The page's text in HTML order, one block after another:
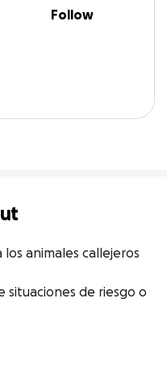
Follow
los animales callejeros
situaciones de riesgo o